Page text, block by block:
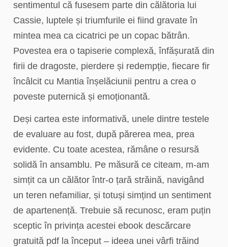
sentimentul că fusesem parte din călătoria lui
Cassie, luptele și triumfurile ei fiind gravate în
mintea mea ca cicatrici pe un copac bătrân.
Povestea era o tapiserie complexă, înfășurată din
firii de dragoste, pierdere și redempție, fiecare fir
încâlcit cu Mantia înșelăciunii pentru a crea o
poveste puternică și emoționantă.
Deși cartea este informativă, unele dintre testele
de evaluare au fost, după părerea mea, prea
evidente. Cu toate acestea, rămâne o resursă
solidă în ansamblu. Pe măsură ce citeam, m-am
simțit ca un călător într-o țară străină, navigând
un teren nefamiliar, și totuși simțind un sentiment
de apartenență. Trebuie să recunosc, eram puțin
sceptic în privința acestei ebook descărcare
gratuită pdf la început – ideea unei vârfi trăind